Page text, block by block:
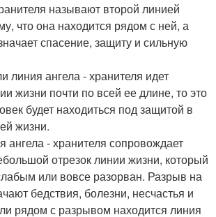
называют второй линией
что она находится рядом с ней, а
спасение, защиту и сильную
линия ангела - хранителя идет
жизни почти по всей ее длине, то это
будет находиться под защитой в
жизни.
ангела - хранителя сопровождает
отрезок линии жизни, который
или вовсе разорван. Разрыв на
бедствия, болезни, несчастья и
рядом с разрывом находится линия